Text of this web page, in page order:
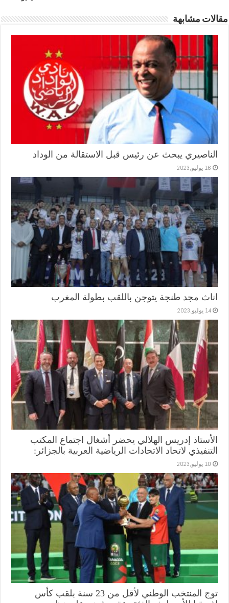
مقالات مشابهة
الناصيري يبحث عن رئيس قبل الاستقالة من الوداد
16 يوليو,2023
اناث مجد طنجة يتوجن باللقب بطولة المغرب
14 يوليو,2023
الأستاذ إدريس الهلالي يحضر أشغال اجتماع المكتب
التنفيذي لاتحاد الاتحادات الرياضية العربية بالجزائر:
10 يوليو,2023
توج المنتخب الوطني لأقل من 23 سنة بلقب كأس